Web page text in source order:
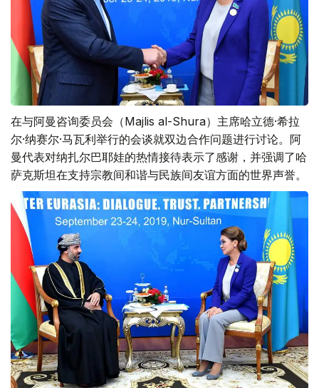
在与阿曼咨询委员会（Majlis al-Shura）主席哈立德·希拉
尔·纳赛尔·马瓦利举行的会谈就双边合作问题进行讨论。阿
曼代表对纳扎尔巴耶娃的热情接待表示了感谢，并强调了哈
萨克斯坦在支持宗教间和谐与民族间友谊方面的世界声誉。